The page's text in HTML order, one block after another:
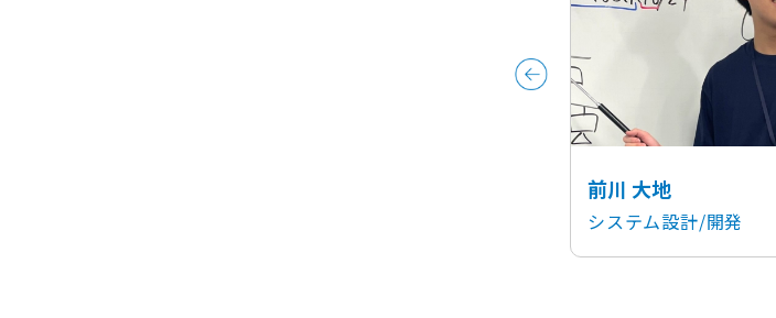
前川 大地
システム設計/開発